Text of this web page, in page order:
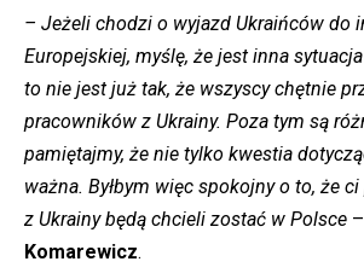
– Jeżeli chodzi o wyjazd Ukraińców do
Europejskiej, myślę, że jest inna
to nie jest już tak, że wszyscy chętnie
pracowników z Ukrainy. Poza tym są
pamiętajmy, że nie tylko kwestia
ważna. Byłbym więc spokojny o to, że
z Ukrainy będą chcieli zostać w Polsce
Komarewicz.